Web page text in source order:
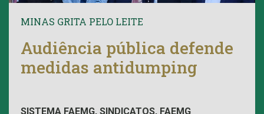
MINAS GRITA PELO LEITE
Audiência pública defende
medidas antidumping
SISTEMA FAEMG, SINDICATOS, FAEMG